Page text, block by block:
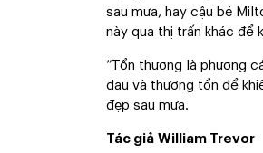
sau mưa, hay cậu bé
này qua thị trấn khác để
“Tổn thương là phương
đau và thương tổn để
đẹp sau mưa.
Tác giả William Trevor